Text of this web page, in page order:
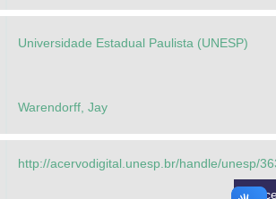
Universidade Estadual Paulista (UNESP)
Warendorff, Jay
http://acervodigital.unesp.br/handle/unesp/